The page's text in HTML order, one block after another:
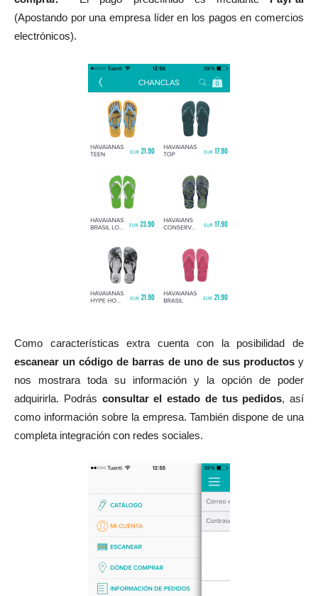
(Apostando por una empresa líder en los pagos en comercios
electrónicos).
Como características extra cuenta con la posibilidad de
escanear un código de barras de uno de sus productosy
nos mostrara toda su información y la opción de poder
adquirirla. Podrás consultar el estado de tus pedidos, así
como información sobre la empresa. También dispone de una
completa integración con redes sociales.